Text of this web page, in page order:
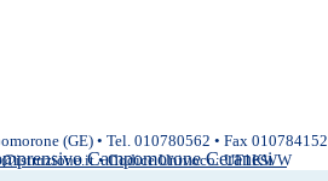
Campomorone Ceranesi
(GE) • Tel. 010780562 • Fax 010784152
• Codice Univoco: UF1KWW